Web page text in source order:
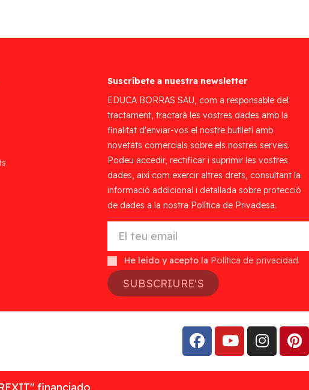
Suscríbete a nuestra newsletter
EDUCA BORRAS SAU, com a responsable del
tractament, tractarà les vostres dades amb la
finalitat d'enviar-vos el nostre butlletí amb
novetats comercials sobre els nostres serveis.
Podeu accedir, rectificar i suprimir les vostres
dades, així com exercir altres drets, consultant la
informació addicional i detallada sobre protecció
de dades a la nostra Política de Privadesa.
He leído y acepto la Política de privacidad
SUBSCRIURE'S